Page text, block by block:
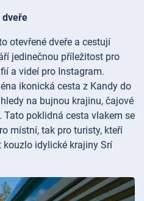
dveře
otevřené dveře a cestují
jedinečnou příležitost pro
a videí pro Instagram.
ikonická cesta z Kandy do
na bujnou krajinu, čajové
Tato poklidná cesta vlakem se
místní, tak pro turisty, kteří
idylické krajiny Srí